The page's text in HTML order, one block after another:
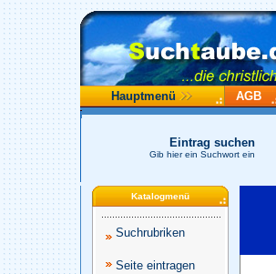
Hauptmenü AGB
Eintrag suchen
Gib hier ein Suchwort ein
Katalogmenü
Suchrubriken
Seite eintragen